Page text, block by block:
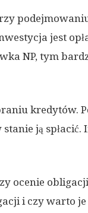
jest
NP, tym
kredytów.
ją spłacić.
ocenie
i czy warto